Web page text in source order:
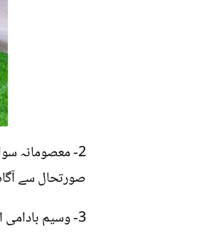
2- معصومانہ
صورتحال سے آگاہ
3- وسیم بادامی اپنے اہلخانہ کے ہمراہ کراچی میں ہی رہائش پزیر ہیں۔ ان کے گر والے وسیم بادامی کو انتہائی سپورٹ کرتے ہیں۔